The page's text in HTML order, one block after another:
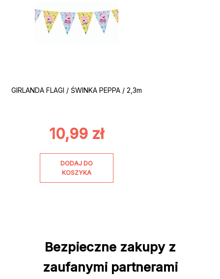
GIRLANDA FLAGI / ŚWINKA PEPPA / 2,3m
10,99 zł
DODAJ DO
KOSZYKA
Bezpieczne zakupy z
zaufanymi partnerami